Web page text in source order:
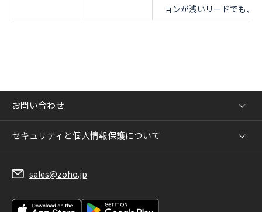
ョンが浅いリードでも、
お問い合わせ
セキュリティと個人情報保護について
sales@zoho.jp